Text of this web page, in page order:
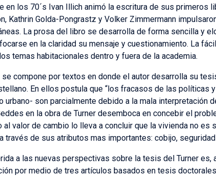
en los 70´s Ivan Illich animó la escritura de sus primeros
Kathrin Golda-Pongrastz y Volker Zimmermann
La prosa del libro se desarrolla de forma sencilla y
en la claridad su mensaje y cuestionamiento. La
temas habitacionales dentro y fuera de la academia.
compone por textos en donde el autor desarrolla su
En ellos postula que “los fracasos de las políticas
son parcialmente debido a la mala interpretación
en la obra de Turner desemboca en concebir el
al valor de cambio lo lleva a concluir que la vivienda no es
través de sus atributos mas importantes: cobijo, seguridad
a las nuevas perspectivas sobre la tesis del Turner es,
por medio de tres artículos basados en tesis